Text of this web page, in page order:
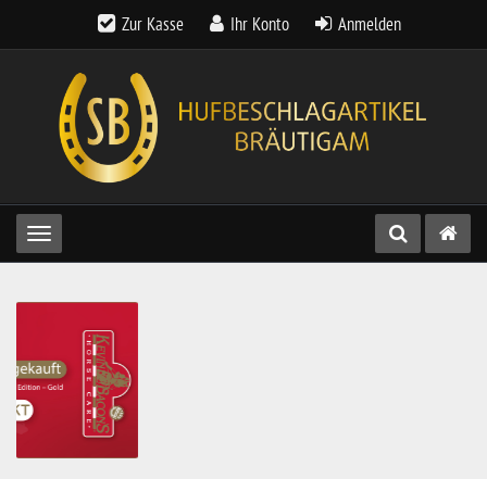
Zur Kasse Ihr Konto Anmelden
Toggle navigation